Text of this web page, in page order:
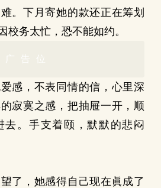
。下月寄她的款还正在筹划
校务太忙，恐不能如约。
广告位
，不表同情的信，心里深
寂寞之感，把抽屉一开，顺
去。手支着颐，默默的悲闷
，她感得自己现在眞成了